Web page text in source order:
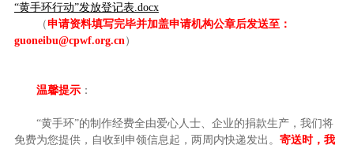
“黄手环行动”发放登记表.docx
（申请资料填写完毕并加盖申请机构公章后发送至：
guoneibu@cpwf.org.cn ）
温馨提示：
“黄手环”的制作经费全由爱心人士、企业的捐款生产，我们将
免费为您提供，自收到申领信息起，两周内快递发出。 寄送时，我